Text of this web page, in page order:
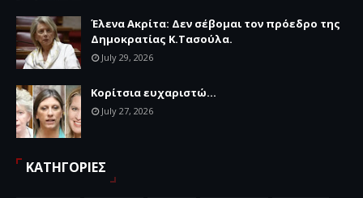
Έλενα Ακρίτα: Δεν σέβομαι τον πρόεδρο της
Δημοκρατίας Κ.Τασούλα.
July 29, 2026
Κορίτσια ευχαριστώ...
July 27, 2026
ΚΑΤΗΓΟΡΙΕΣ